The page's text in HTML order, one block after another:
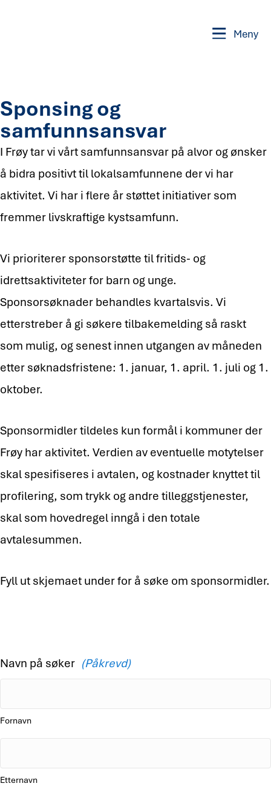
Meny
Sponsing og
samfunnsansvar
I Frøy tar vi vårt samfunnsansvar på alvor og ønsker
å bidra positivt til lokalsamfunnene der vi har
aktivitet. Vi har i flere år støttet initiativer som
fremmer livskraftige kystsamfunn.
Vi prioriterer sponsorstøtte til fritids- og
idrettsaktiviteter for barn og unge.
Sponsorsøknader behandles kvartalsvis. Vi
etterstreber å gi søkere tilbakemelding så raskt
som mulig, og senest innen utgangen av måneden
etter søknadsfristene: 1. januar, 1. april. 1. juli og 1.
oktober.
Sponsormidler tildeles kun formål i kommuner der
Frøy har aktivitet. Verdien av eventuelle motytelser
skal spesifiseres i avtalen, og kostnader knyttet til
profilering, som trykk og andre tilleggstjenester,
skal som hovedregel inngå i den totale
avtalesummen.
Fyll ut skjemaet under for å søke om sponsormidler.
Navn på søker (Påkrevd)
Fornavn
Etternavn